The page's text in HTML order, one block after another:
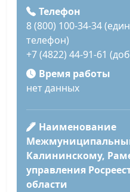
Телефон
8 (800) 100-34-34
телефон)
+7 (4822) 44-91-61
Время работы
нет данных
Наименование
Калининскому,
управления
области